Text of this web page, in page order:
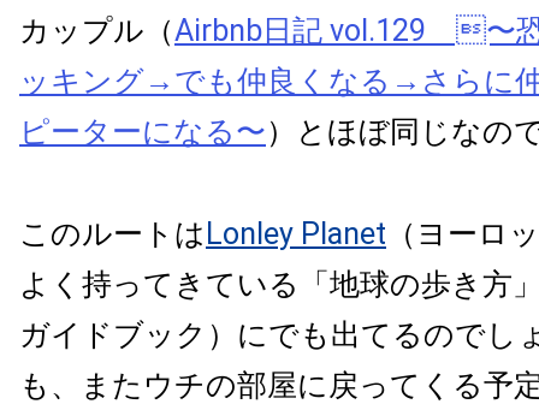
カップル（Airbnb日記 vol.129 〜
ッキング→でも仲良くなる→さらに
ピーターになる〜）とほぼ同じなの
このルートは Lonley Planet （ヨーロ
よく持ってきている「地球の歩き方
ガイドブック）にでも出てるのでし
も、またウチの部屋に戻ってくる予